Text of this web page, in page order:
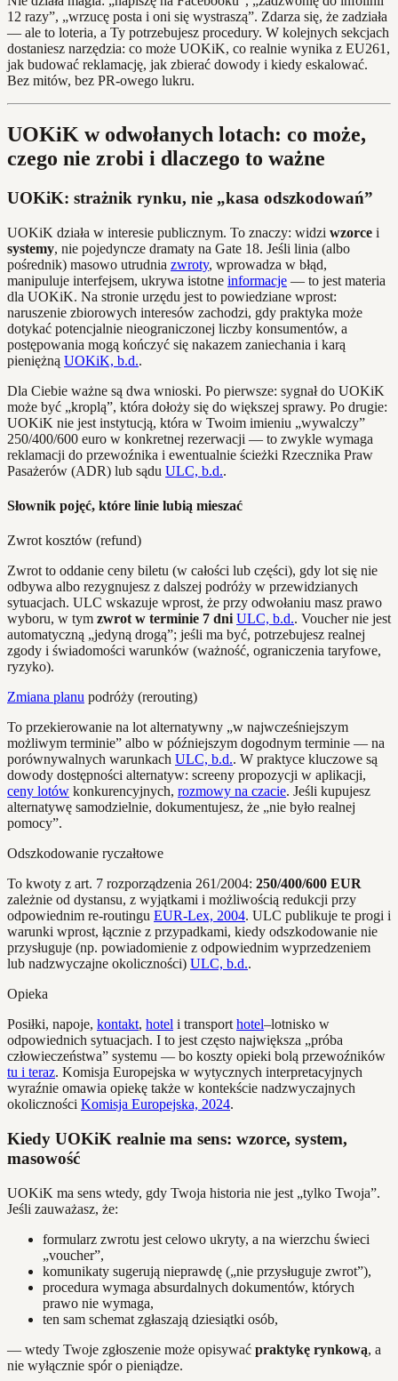
12 razy”, „wrzucę posta i oni się wystraszą”. Zdarza się, że zadziała
— ale to loteria, a Ty potrzebujesz procedury. W kolejnych sekcjach
dostaniesz narzędzia: co może UOKiK, co realnie wynika z EU261,
jak budować reklamację, jak zbierać dowody i kiedy eskalować.
Bez mitów, bez PR-owego lukru.
UOKiK w odwołanych lotach: co może,
czego nie zrobi i dlaczego to ważne
UOKiK: strażnik rynku, nie „kasa odszkodowań”
UOKiK działa w interesie publicznym. To znaczy: widzi wzorce i
systemy, nie pojedyncze dramaty na Gate 18. Jeśli linia (albo
pośrednik) masowo utrudnia zwroty, wprowadza w błąd,
manipuluje interfejsem, ukrywa istotne informacje — to jest materia
dla UOKiK. Na stronie urzędu jest to powiedziane wprost:
naruszenie zbiorowych interesów zachodzi, gdy praktyka może
dotykać potencjalnie nieograniczonej liczby konsumentów, a
postępowania mogą kończyć się nakazem zaniechania i karą
pieniężną UOKiK, b.d..
Dla Ciebie ważne są dwa wnioski. Po pierwsze: sygnał do UOKiK
może być „kroplą”, która dołoży się do większej sprawy. Po drugie:
UOKiK nie jest instytucją, która w Twoim imieniu „wywalczy”
250/400/600 euro w konkretnej rezerwacji — to zwykle wymaga
reklamacji do przewoźnika i ewentualnie ścieżki Rzecznika Praw
Pasażerów (ADR) lub sądu ULC, b.d..
Słownik pojęć, które linie lubią mieszać
Zwrot kosztów (refund)
Zwrot to oddanie ceny biletu (w całości lub części), gdy lot się nie
odbywa albo rezygnujesz z dalszej podróży w przewidzianych
sytuacjach. ULC wskazuje wprost, że przy odwołaniu masz prawo
wyboru, w tym zwrot w terminie 7 dni ULC, b.d.. Voucher nie jest
automatyczną „jedyną drogą”; jeśli ma być, potrzebujesz realnej
zgody i świadomości warunków (ważność, ograniczenia taryfowe,
ryzyko).
Zmiana planu podróży (rerouting)
To przekierowanie na lot alternatywny „w najwcześniejszym
możliwym terminie” albo w późniejszym dogodnym terminie — na
porównywalnych warunkach ULC, b.d.. W praktyce kluczowe są
dowody dostępności alternatyw: screeny propozycji w aplikacji,
ceny lotów konkurencyjnych, rozmowy na czacie. Jeśli kupujesz
alternatywę samodzielnie, dokumentujesz, że „nie było realnej
pomocy”.
Odszkodowanie ryczałtowe
To kwoty z art. 7 rozporządzenia 261/2004: 250/400/600 EUR
zależnie od dystansu, z wyjątkami i możliwością redukcji przy
odpowiednim re-routingu EUR-Lex, 2004. ULC publikuje te progi i
warunki wprost, łącznie z przypadkami, kiedy odszkodowanie nie
przysługuje (np. powiadomienie z odpowiednim wyprzedzeniem
lub nadzwyczajne okoliczności) ULC, b.d..
Opieka
Posiłki, napoje, kontakt, hotel i transport hotel–lotnisko w
odpowiednich sytuacjach. I to jest często największa „próba
człowieczeństwa” systemu — bo koszty opieki bolą przewoźników
tu i teraz. Komisja Europejska w wytycznych interpretacyjnych
wyraźnie omawia opiekę także w kontekście nadzwyczajnych
okoliczności Komisja Europejska, 2024.
Kiedy UOKiK realnie ma sens: wzorce, system,
masowość
UOKiK ma sens wtedy, gdy Twoja historia nie jest „tylko Twoja”.
Jeśli zauważasz, że:
formularz zwrotu jest celowo ukryty, a na wierzchu świeci
„voucher”,
komunikaty sugerują nieprawdę („nie przysługuje zwrot”),
procedura wymaga absurdalnych dokumentów, których
prawo nie wymaga,
ten sam schemat zgłaszają dziesiątki osób,
— wtedy Twoje zgłoszenie może opisywać praktykę rynkową, a
nie wyłącznie spór o pieniądze.